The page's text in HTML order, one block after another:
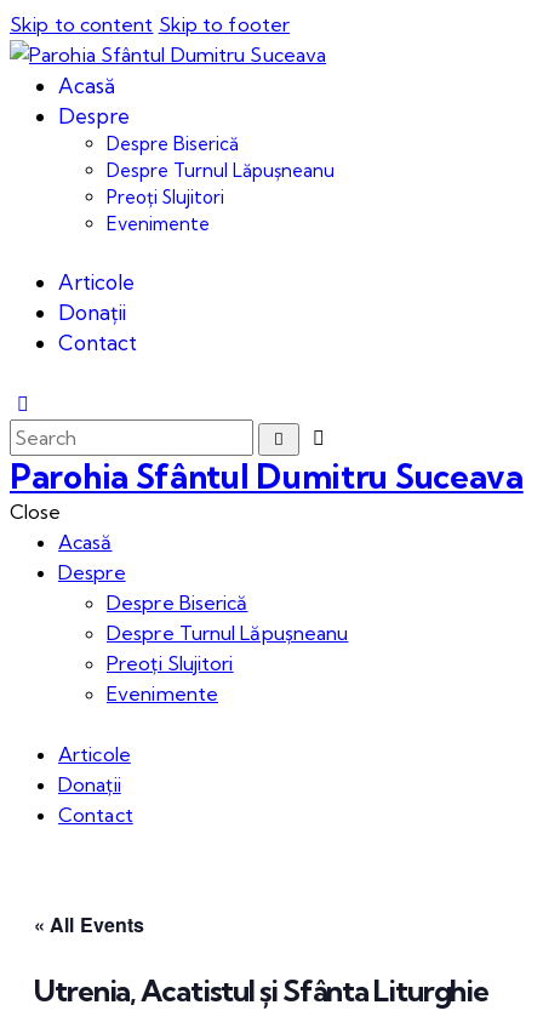
Skip to content Skip to footer
Acasă
Despre
Despre Biserică
Despre Turnul Lăpușneanu
Preoți Slujitori
Evenimente
Articole
Donații
Contact
Parohia Sfântul Dumitru Suceava
Close
Acasă
Despre
Despre Biserică
Despre Turnul Lăpușneanu
Preoți Slujitori
Evenimente
Articole
Donații
Contact
« All Events
Utrenia, Acatistul și Sfânta Liturghie